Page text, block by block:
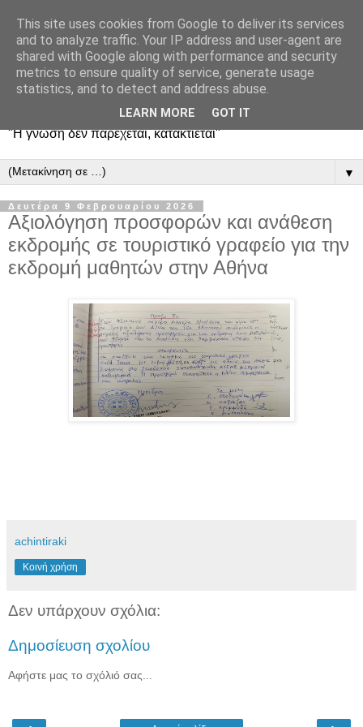
"Η γνώση δεν παρέχεται, κατακτιέται"
▼
Δευτέρα 9 Φεβρουαρίου 2026
Αξιολόγηση προσφορών και ανάθεση
εκδρομής σε τουριστικό γραφείο για την
εκδρομή μαθητών στην Αθήνα
achintiraki
Κοινή χρήση
Δεν υπάρχουν σχόλια:
Δημοσίευση σχολίου
Αφήστε μας το σχόλιό σας...
This site uses cookies from Google to deliver its services
and to analyze traffic. Your IP address and user-agent are
shared with Google along with performance and security
metrics to ensure quality of service, generate usage
statistics, and to detect and address abuse.
LEARN MORE GOT IT